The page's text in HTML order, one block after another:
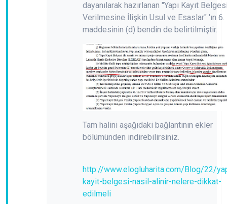
dayanılarak hazırlanan "Yapı Kayıt
Verilmesine İlişkin Usul ve Esaslar" 'ın 6.
maddesinin (d) bendin de belirtilmiştir.
Tam halini aşağıdaki bağlantının ekler
bölümünden indirebilirsiniz.
http://www.elogluharita.com/Blog/22/
kayit-belgesi-nasil-alinir-nelere-dikkat-
edilmeli